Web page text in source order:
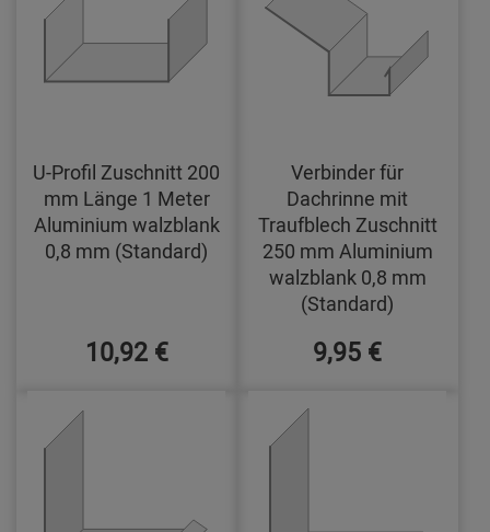
U-Profil Zuschnitt 200
mm Länge 1 Meter
Aluminium walzblank
0,8 mm (Standard)
10,92 €
Verbinder für
Dachrinne mit
Traufblech Zuschnitt
250 mm Aluminium
walzblank 0,8 mm
(Standard)
9,95 €